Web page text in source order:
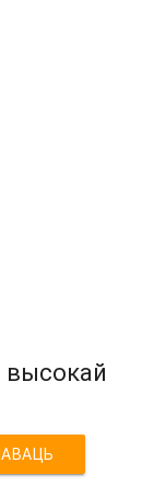
высокай